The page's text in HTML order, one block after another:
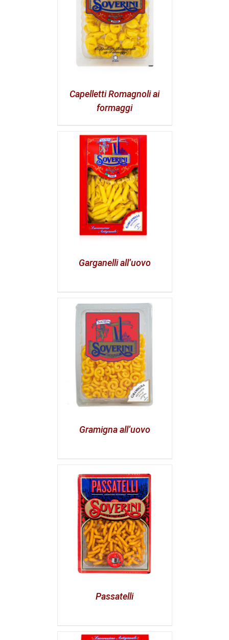
Capelletti Romagnoli ai
formaggi
Garganelli all’uovo
Gramigna all’uovo
Passatelli